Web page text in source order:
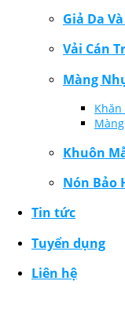
Giả Da
Vải Cán
Màng
Màng
Khuôn
Nón Bảo
Tin tức
Tuyển dụng
Liên hệ